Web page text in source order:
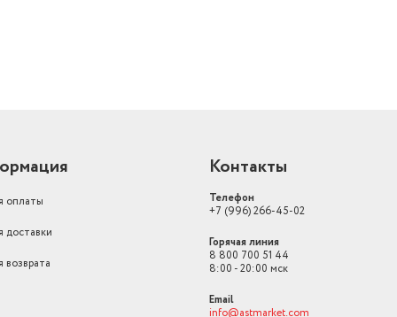
оплаты
доставки
возврата
Контакты
Телефон
+7 (996) 266-45-02
Горячая линия
8 800 700 51 44
8:00 - 20:00 мск
Email
info@astmarket.com